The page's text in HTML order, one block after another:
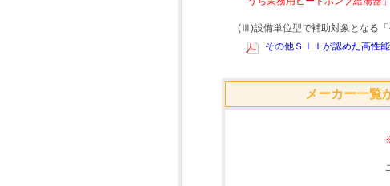
(Ⅲ)設備単位型で補助対象となる「
その他ＳＩＩが認めた高性
メーカー一覧